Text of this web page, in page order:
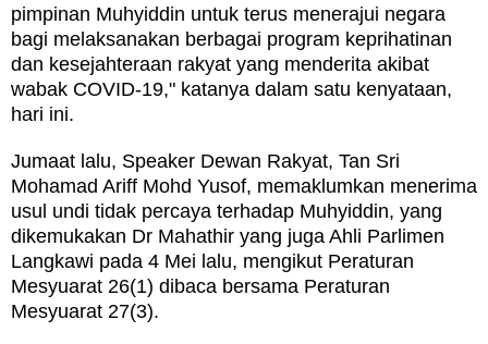
pimpinan Muhyiddin untuk terus menerajui negara
bagi melaksanakan berbagai program keprihatinan
dan kesejahteraan rakyat yang menderita akibat
wabak COVID-19," katanya dalam satu kenyataan,
hari ini.
Jumaat lalu, Speaker Dewan Rakyat, Tan Sri
Mohamad Ariff Mohd Yusof, memaklumkan menerima
usul undi tidak percaya terhadap Muhyiddin, yang
dikemukakan Dr Mahathir yang juga Ahli Parlimen
Langkawi pada 4 Mei lalu, mengikut Peraturan
Mesyuarat 26(1) dibaca bersama Peraturan
Mesyuarat 27(3).